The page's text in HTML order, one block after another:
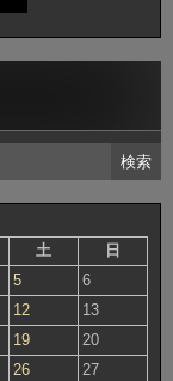
土 日
5
6
12
13
19
20
26
27